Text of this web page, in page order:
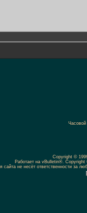
Copyright ©
Работает на vBulletin®.
сайта не несёт ответственности за